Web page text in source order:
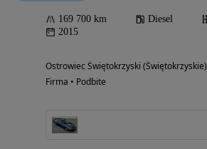
169 700 km Diesel
2015
Ostrowiec Świętokrzyski (Świętokrzyskie)
Firma • Podbite